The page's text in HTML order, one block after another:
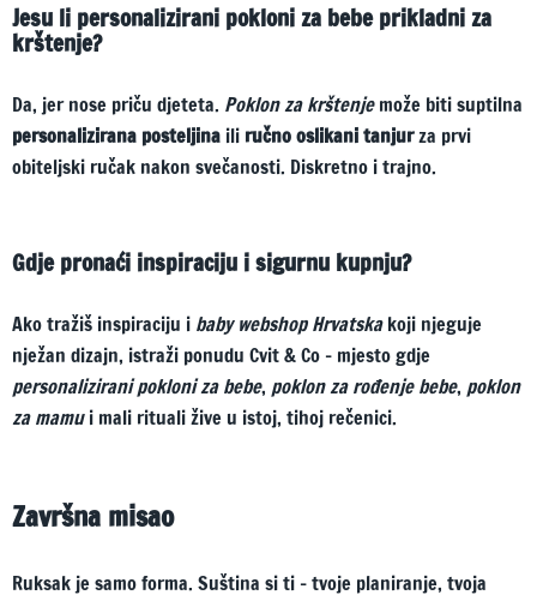
Jesu li personalizirani pokloni za bebe prikladni za
krštenje?
Da, jer nose priču djeteta. Poklon za krštenjemože biti suptilna
personalizirana posteljina ili ručno oslikani tanjurza prvi
obiteljski ručak nakon svečanosti. Diskretno i trajno.
Gdje pronaći inspiraciju i sigurnu kupnju?
Ako tražiš inspiraciju i baby webshop Hrvatskakoji njeguje
nježan dizajn, istraži ponudu Cvit & Co – mjesto gdje
personalizirani pokloni za bebe, poklon za rođenje bebe, poklon
za mamui mali rituali žive u istoj, tihoj rečenici.
Završna misao
Ruksak je samo forma. Suština si ti – tvoje planiranje, tvoja